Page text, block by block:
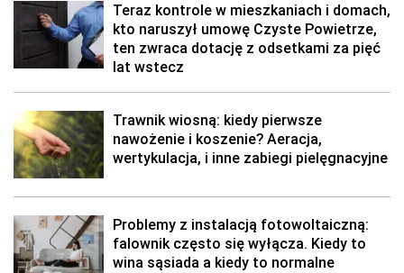
Teraz kontrole w mieszkaniach i domach,
kto naruszył umowę Czyste Powietrze,
ten zwraca dotację z odsetkami za pięć
lat wstecz
Trawnik wiosną: kiedy pierwsze
nawożenie i koszenie? Aeracja,
wertykulacja, i inne zabiegi pielęgnacyjne
Problemy z instalacją fotowoltaiczną:
falownik często się wyłącza. Kiedy to
wina sąsiada a kiedy to normalne